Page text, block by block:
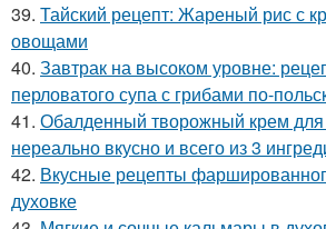
39. Тайский рецепт: Жареный рис с
овощами
40. Завтрак на высоком уровне:
перловатого супа с грибами по-
41. Обалденный творожный крем для
нереально вкусно и всего из 3
42. Вкусные рецепты
духовке